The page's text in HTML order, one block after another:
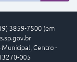
3859-7500 (em
Municipal, Centro -
005